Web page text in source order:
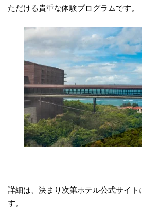
ただける貴重な体験プログラムです。
詳細は、決まり次第ホテル公式サイト
す。